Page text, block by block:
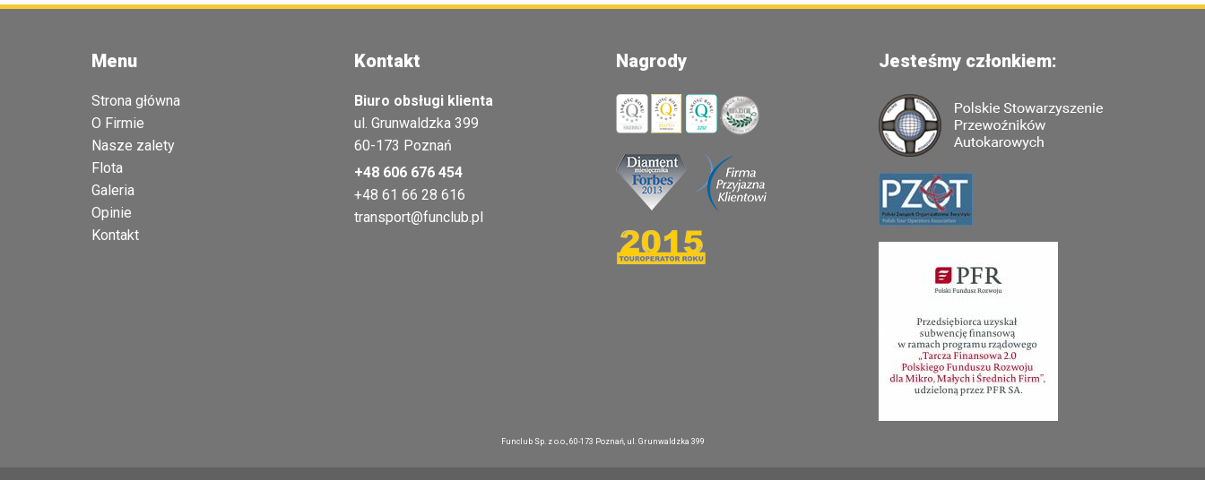
Menu
Strona główna
O Firmie
Nasze zalety
Flota
Galeria
Opinie
Kontakt
Kontakt
Biuro obsługi klienta
ul. Grunwaldzka 399
60-173 Poznań
+48 606 676 454
+48 61 66 28 616
transport@funclub.pl
Nagrody Jesteśmy członkiem:
Funclub Sp. z o.o., 60-173 Poznań, ul. Grunwaldzka 399